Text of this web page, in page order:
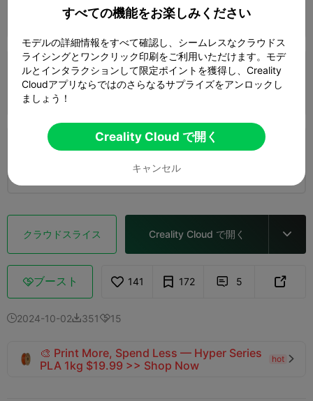
 28m 23s  1 プレート  5.44g
0.2mm layer, 2 walls, 15% infill
10m 54s  1 プレート 4.24g
0.2mm layer, 2 walls, 15% infill
30m 25s 
クラウドスライス Creality Cloud で開く 
ブースト 141 172  5 
2024-10-0235115
🎨 Print More, Spend Less — Hyper Series
PLA 1kg $19.99 >> Shop Now
hot 
すべての機能をお楽しみください
モデルの詳細情報をすべて確認し、シームレスなクラウドス
ライシングとワンクリック印刷をご利用いただけます。モデ
ルとインタラクションして限定ポイントを獲得し、Creality
Cloudアプリならではのさらなるサプライズをアンロックし
ましょう！
Creality Cloud で開く
キャンセル